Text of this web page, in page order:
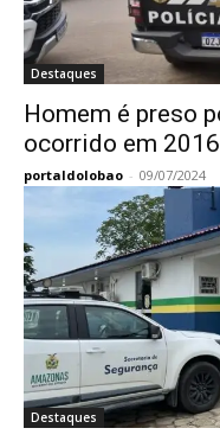
Destaques
Homem é preso
ocorrido em 2016
portaldolobao - 09/07/2024
Destaques